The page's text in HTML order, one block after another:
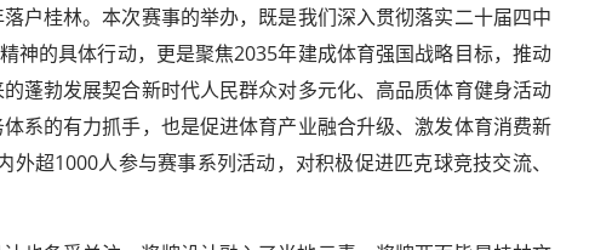
户桂林。本次赛事的举办，既是我们深入贯彻落实二十届四中
神的具体行动，更是聚焦2035年建成体育强国战略目标，推动
蓬勃发展契合新时代人民群众对多元化、高品质体育健身活动
系的有力抓手，也是促进体育产业融合升级、激发体育消费新
超1000人参与赛事系列活动，对积极促进匹克球竞技交流、